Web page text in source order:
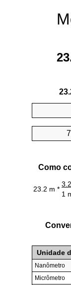
Como
23.2 m *
1
Unidade
Nanômetro
Micrômetro